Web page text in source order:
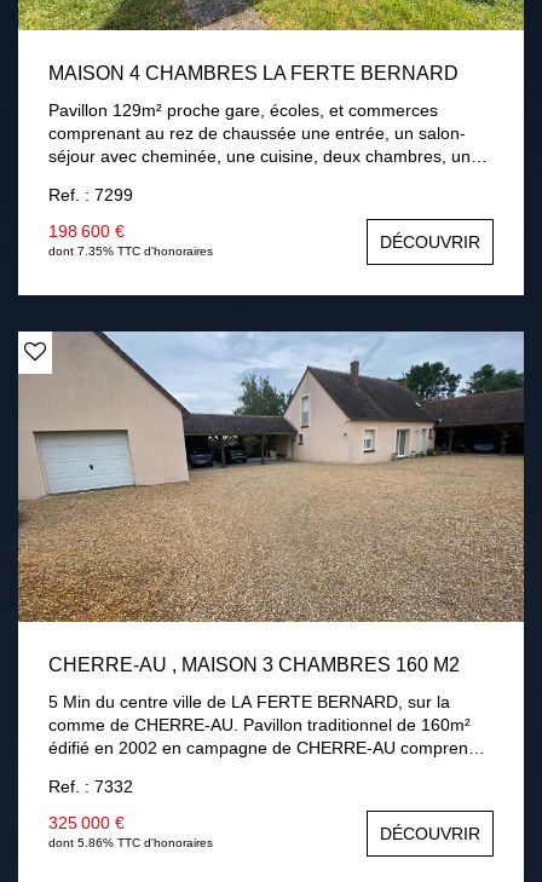
MAISON 4 CHAMBRES LA FERTE BERNARD
Pavillon 129m² proche gare, écoles, et commerces
comprenant au rez de chaussée une entrée, un salon-
séjour avec cheminée, une cuisine, deux chambres, une
d'eau avec wc, une salle de jeux. Sous-sol total. Terrain
de 768m² avec terrasse . Chauffage gaz de ville,
menuiseries bois double vitrage, assainissement collectif.
Ref. : 7299
198 600 €
dont 7.35% TTC d'honoraires DÉCOUVRIR
CHERRE-AU , MAISON 3 CHAMBRES 160 M2
5 Min du centre ville de LA FERTE BERNARD, sur la
comme de CHERRE-AU. Pavillon traditionnel de 160m²
édifié en 2002 en campagne de CHERRE-AU comprenant
cheminée insert, une cuisine aménagée équipée,
véranda, une chambre, une salle de bains avec douche,
un cellier, une chaufferie. A l'étage : palier desservant
deux chambres dont une 32m² pouvant être divisé, salle
Ref. : 7332
325 000 €
dont 5.86% TTC d'honoraires DÉCOUVRIR